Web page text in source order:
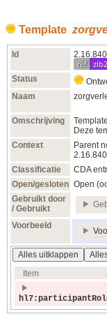
Template
Id
ref
Status
Naam
Omschrijving
Deze
Context
Parent
Classificatie
CDA
Open/gesloten Open
Gebruikt door
/ Gebruikt
Voorbeeld
Alles uitklappen
Item